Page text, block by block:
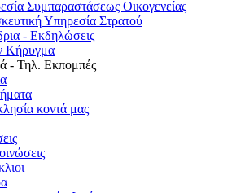
Συμπαραστάσεως Οικογενείας
Υπηρεσία Στρατού
- Εκδηλώσεις
Κήρυγμα
- Τηλ. Εκπομπές
κοντά μας